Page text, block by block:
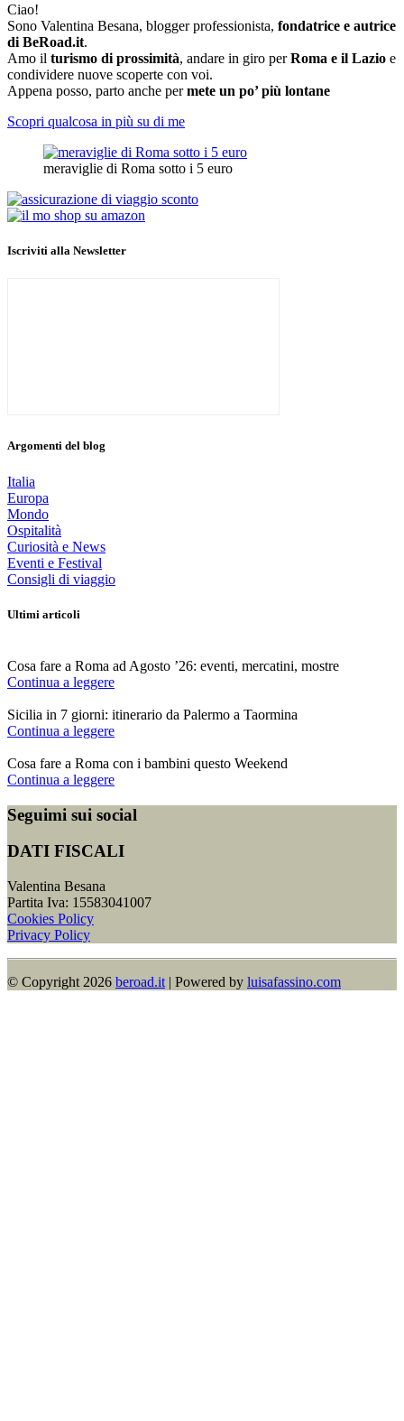
Ciao!
Sono Valentina Besana, blogger professionista, fondatrice e autrice
di BeRoad.it.
Amo il turismo di prossimità, andare in giro per Roma e il Lazio e
condividere nuove scoperte con voi.
Appena posso, parto anche per mete un po’ più lontane
Scopri qualcosa in più su di me
meraviglie di Roma sotto i 5 euro
Iscriviti alla Newsletter
Argomenti del blog
Italia
Europa
Mondo
Ospitalità
Curiosità e News
Eventi e Festival
Consigli di viaggio
Ultimi articoli
Cosa fare a Roma ad Agosto ’26: eventi, mercatini, mostre
Continua a leggere
Sicilia in 7 giorni: itinerario da Palermo a Taormina
Continua a leggere
Cosa fare a Roma con i bambini questo Weekend
Continua a leggere
Seguimi sui social
DATI FISCALI
Valentina Besana
Partita Iva: 15583041007
Cookies Policy
Privacy Policy
© Copyright 2026​ beroad.it | Powered by luisafassino.com